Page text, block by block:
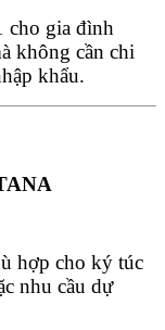
cho gia đình
không cần chi
khẩu.
hợp cho ký túc
nhu cầu dự